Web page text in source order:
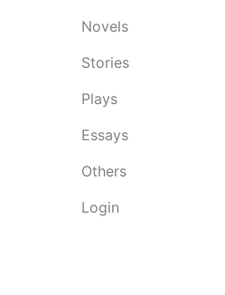
Novels
Stories
Plays
Essays
Others
Login